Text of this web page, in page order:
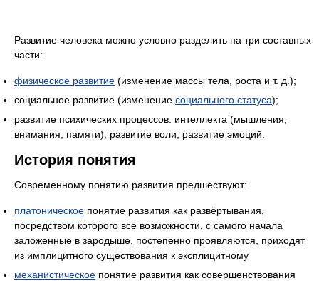
Развитие человека можно условно разделить на три составных
части:
физическое развитие (изменение массы тела, роста и т. д.);
социальное развитие (изменение социального статуса);
развитие психических процессов: интеллекта (мышления,
внимания, памяти); развитие воли; развитие эмоций.
История понятия
Современному понятию развития предшествуют:
платоническое понятие развития как развёртывания,
посредством которого все возможности, с самого начала
заложенные в зародыше, постепенно проявляются, приходят
из имплицитного существования к эксплицитному
механистическое понятие развития как совершенствования